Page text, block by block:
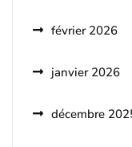
février 2026
janvier 2026
décembre